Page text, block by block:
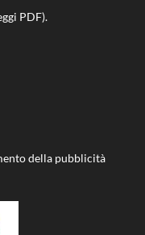
PDF).
della pubblicità